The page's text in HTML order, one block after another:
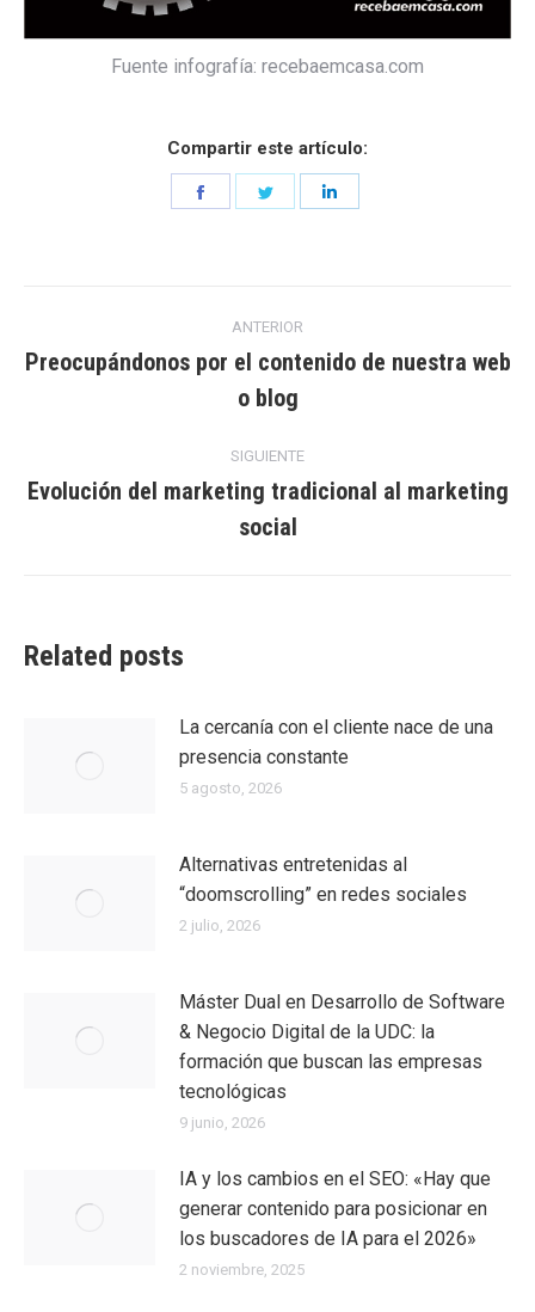
Fuente infografía: recebaemcasa.com
Compartir este artículo:
Share
entre
ANTERIOR
anterior:
Preocupándonos por el contenido de nuestra web
o blog
SIGUIENTE
siguiente:
Evolución del marketing tradicional al marketing
social
Related posts
La cercanía con el cliente nace de una
presencia constante
5 agosto, 2026
Alternativas entretenidas al
“doomscrolling” en redes sociales
2 julio, 2026
Máster Dual en Desarrollo de Software
& Negocio Digital de la UDC: la
formación que buscan las empresas
tecnológicas
9 junio, 2026
IA y los cambios en el SEO: «Hay que
generar contenido para posicionar en
los buscadores de IA para el 2026»
2 noviembre, 2025